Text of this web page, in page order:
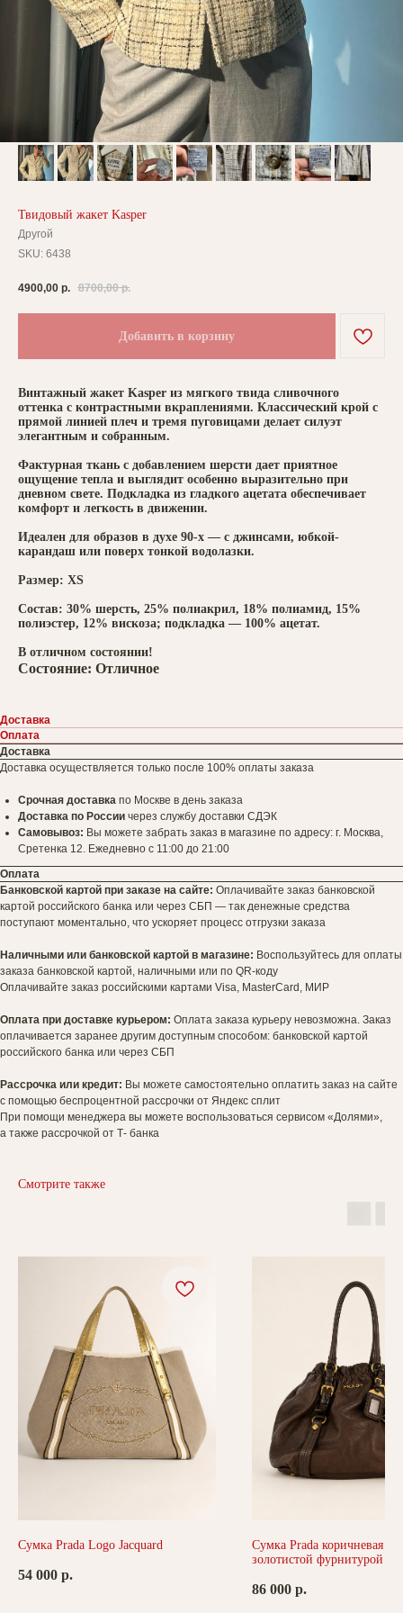
Твидовый жакет Kasper
Другой
SKU: 6438
4900,00 р. 8700,00 р.
Добавить в корзину
Винтажный жакет Kasper из мягкого твида сливочного
оттенка с контрастными вкраплениями. Классический крой с
прямой линией плеч и тремя пуговицами делает силуэт
элегантным и собранным.
Фактурная ткань с добавлением шерсти дает приятное
ощущение тепла и выглядит особенно выразительно при
дневном свете. Подкладка из гладкого ацетата обеспечивает
комфорт и легкость в движении.
Идеален для образов в духе 90-х — с джинсами, юбкой-
карандаш или поверх тонкой водолазки.
Размер: XS
Состав: 30% шерсть, 25% полиакрил, 18% полиамид, 15%
полиэстер, 12% вискоза; подкладка — 100% ацетат.
В отличном состоянии!
Состояние: Отличное
Доставка
Оплата
Доставка
Доставка осуществляется только после 100% оплаты заказа
Срочная доставка по Москве в день заказа
Доставка по России через службу доставки СДЭК
Самовывоз: Вы можете забрать заказ в магазине по адресу: г. Москва,
Сретенка 12. Ежедневно с 11:00 до 21:00
Оплата
Банковской картой при заказе на сайте: Оплачивайте заказ банковской
картой российского банка или через СБП — так денежные средства
поступают моментально, что ускоряет процесс отгрузки заказа
Наличными или банковской картой в магазине: Воспользуйтесь для оплаты
заказа банковской картой, наличными или по QR-коду
Оплачивайте заказ российскими картами Visa, MasterCard, МИР
Оплата при доставке курьером: Оплата заказа курьеру невозможна. Заказ
оплачивается заранее другим доступным способом: банковской картой
российского банка или через СБП
Рассрочка или кредит: Вы можете самостоятельно оплатить заказ на сайте
с помощью беспроцентной рассрочки от Яндекс сплит
При помощи менеджера вы можете воспользоваться сервисом «Долями»,
а также рассрочкой от Т- банка
Смотрите также
Сумка Prada Logo Jacquard
54 000 р.
Сумка Prada коричневая с
золотистой фурнитурой
86 000 р.